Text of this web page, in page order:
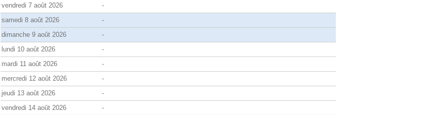
vendredi 7 août 2026
-
samedi 8 août 2026
-
dimanche 9 août 2026
-
lundi 10 août 2026
-
mardi 11 août 2026
-
mercredi 12 août 2026
-
jeudi 13 août 2026
-
vendredi 14 août 2026
-